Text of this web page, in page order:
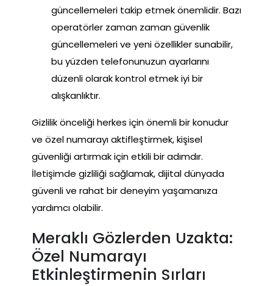
güncellemeleri takip etmek önemlidir. Bazı
operatörler zaman zaman güvenlik
güncellemeleri ve yeni özellikler sunabilir,
bu yüzden telefonunuzun ayarlarını
düzenli olarak kontrol etmek iyi bir
alışkanlıktır.
Gizlilik önceliği herkes için önemli bir konudur
ve özel numarayı aktifleştirmek, kişisel
güvenliği artırmak için etkili bir adımdır.
İletişimde gizliliği sağlamak, dijital dünyada
güvenli ve rahat bir deneyim yaşamanıza
yardımcı olabilir.
Meraklı Gözlerden Uzakta:
Özel Numarayı
Etkinleştirmenin Sırları